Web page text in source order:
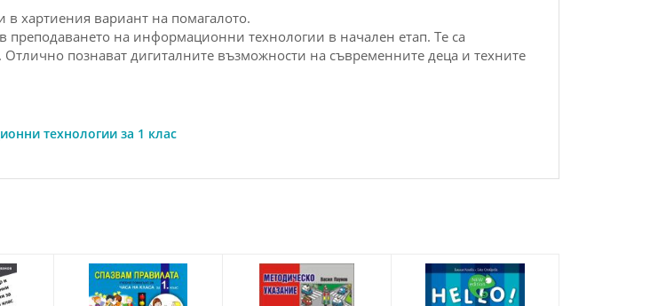
хартиения вариант на помагалото.
преподаването на информационни технологии в начален етап. Те са
познават дигиталните възможности на съвременните деца и техните
технологии за 1 клас